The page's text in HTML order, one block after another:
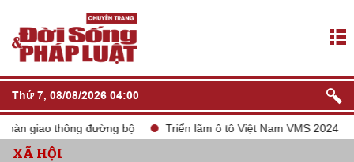
Thứ 7, 08/08/2026 04:00
thông đường bộ Triển lãm ô tô Việt Nam VMS 2024
XÃ HỘI